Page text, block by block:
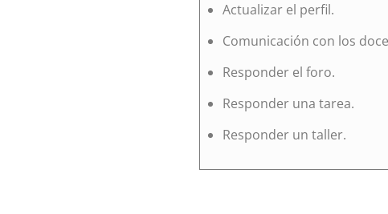
Actualizar el perfil.
Comunicación con los
Responder el foro.
Responder una tarea.
Responder un taller.